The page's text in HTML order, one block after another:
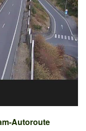
Autoroute